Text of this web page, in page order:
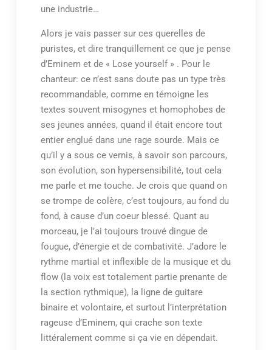
une industrie…
Alors je vais passer sur ces querelles de
puristes, et dire tranquillement ce que je pense
d’Eminem et de « Lose yourself » . Pour le
chanteur: ce n’est sans doute pas un type très
recommandable, comme en témoigne les
textes souvent misogynes et homophobes de
ses jeunes années, quand il était encore tout
entier englué dans une rage sourde. Mais ce
qu’il y a sous ce vernis, à savoir son parcours,
son évolution, son hypersensibilité, tout cela
me parle et me touche. Je crois que quand on
se trompe de colère, c’est toujours, au fond du
fond, à cause d’un coeur blessé. Quant au
morceau, je l’ai toujours trouvé dingue de
fougue, d’énergie et de combativité. J’adore le
rythme martial et inflexible de la musique et du
flow (la voix est totalement partie prenante de
la section rythmique), la ligne de guitare
binaire et volontaire, et surtout l’interprétation
rageuse d’Eminem, qui crache son texte
littéralement comme si ça vie en dépendait.